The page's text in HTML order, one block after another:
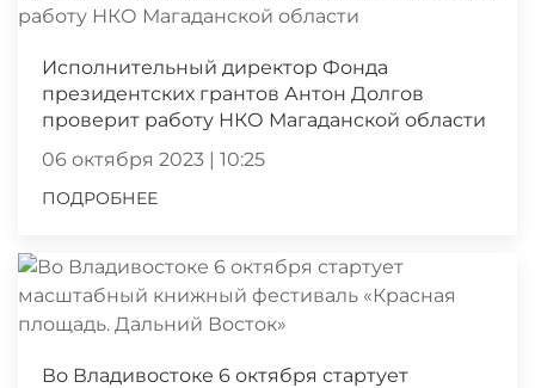
Исполнительный директор Фонда
президентских грантов Антон Долгов
проверит работу НКО Магаданской области
06 октября 2023 | 10:25
ПОДРОБНЕЕ
Во Владивостоке 6 октября стартует